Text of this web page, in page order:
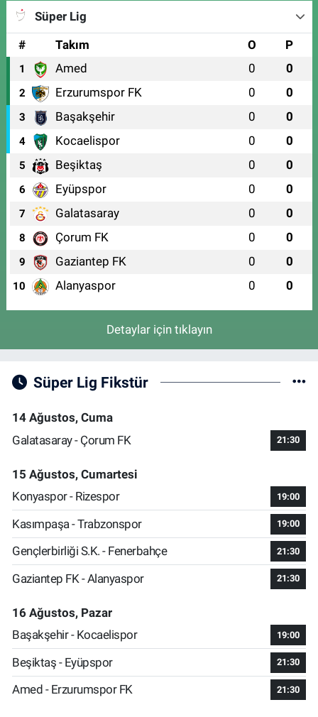
Süper Lig
#
Takım O P
1 Amed 0 0
2 Erzurumspor FK 0 0
3 Başakşehir 0 0
4 Kocaelispor 0 0
5 Beşiktaş 0 0
6 Eyüpspor 0 0
7 Galatasaray 0 0
8 Çorum FK 0 0
9 Gaziantep FK 0 0
10 Alanyaspor 0 0
Detaylar için tıklayın
Süper Lig Fikstür
14 Ağustos, Cuma
Galatasaray - Çorum FK
21:30
15 Ağustos, Cumartesi
Konyaspor - Rizespor
19:00
Kasımpaşa - Trabzonspor 19:00
Gençlerbirliği S.K. - Fenerbahçe 21:30
Gaziantep FK - Alanyaspor 21:30
16 Ağustos, Pazar
Başakşehir - Kocaelispor
19:00
Beşiktaş - Eyüpspor 21:30
Amed - Erzurumspor FK 21:30